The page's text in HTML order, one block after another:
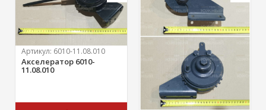
Артикул: 6010-11.08.010
Акселератор 6010-
11.08.010